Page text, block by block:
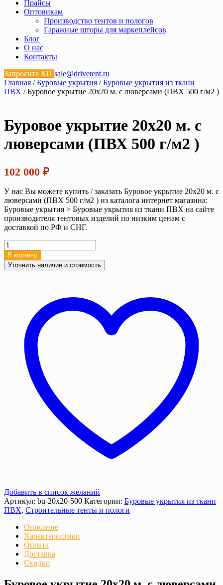
Прайсы
Оптовикам
Производство тентов и пологов
Гаражные шторы для маркеплейсов
Блог
О нас
Контакты
Запросите КП sale@drivetent.ru
Главная /Буровые укрытия /Буровые укрытия из ткани
ПВХ / Буровое укрытие 20х20 м. с люверсами (ПВХ 500 г/м2 )
Буровое укрытие 20х20 м. с
люверсами (ПВХ 500 г/м2 )
102 000 ₽
У нас Вы можете купить / заказать Буровое укрытие 20х20 м. с
люверсами (ПВХ 500 г/м2 ) из каталога интернет магазина:
Буровые укрытия > Буровые укрытия из ткани ПВХ на сайте
производителя тентовых изделий по низким ценам с
доставкой по РФ и СНГ.
Количество
товара
Буровое
укрытие
люверсами
В корзину
Уточнить наличие и стоимость
Добавить в список желаний
Артикул: bu-20х20-500 Категории: Буровые укрытия из ткани
ПВХ, Строительные тенты и пологи
Описание
Характеристики
Оплата
Доставка
Скидки